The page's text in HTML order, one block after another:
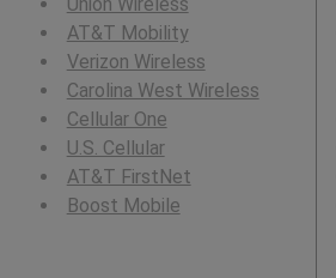
AT&T Mobility
Verizon Wireless
Carolina West Wireless
Cellular One
U.S. Cellular
AT&T FirstNet
Boost Mobile